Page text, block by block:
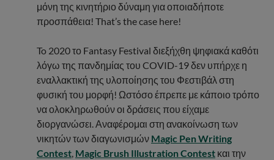
μόνη της κινητήριο δύναμη για οποιαδήποτε
προσπάθεια! That’s the case here!
To 2020 το Fantasy Festival διεξήχθη ψηφιακά καθότι
λόγω της πανδημίας του COVID-19 δεν υπήρχε η
εναλλακτική της υλοποίησης του Φεστιβάλ στη
φυσική του μορφή! Ωστόσο έπρεπε με κάποιο τρόπο
να ολοκληρωθούν οι δράσεις που είχαμε
διοργανώσει. Αναφέρομαι στη ανακοίνωση των
νικητών των διαγωνισμών Magic Pen Writing
Contest, Magic Brush Illustration Contest και την